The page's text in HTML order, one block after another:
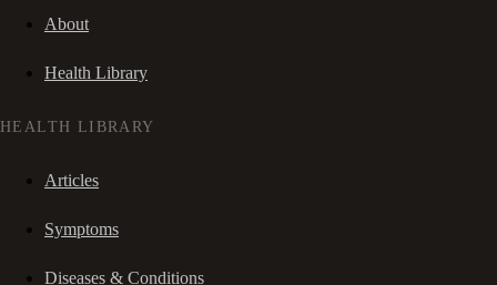
About
Health Library
HEALTH LIBRARY
Articles
Symptoms
Diseases & Conditions